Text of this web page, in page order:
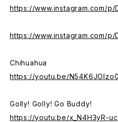
https://www.instagram.com/p/
https://www.instagram.com/p/
Chihuahua
https://youtu.be/N54K6JOIzo0
Golly! Golly! Go Buddy!
https://youtu.be/x_N4H3yR-uc